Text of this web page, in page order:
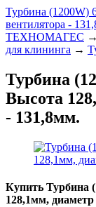
Турбина (1200W)
вентилятора -
ТЕХНОМАГЕС →
для клининга →
Турбина
Высота
- 131,8мм.
Купить Турбина
128,1мм,